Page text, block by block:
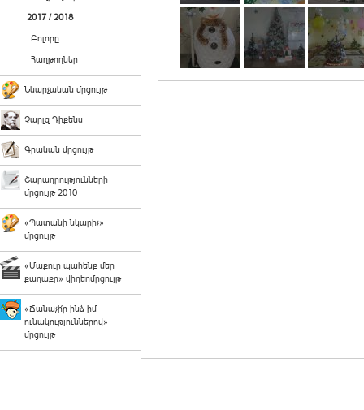
2017 / 2018
Բոլորը
Հաղթողներ
Նկարչական մրցույթ
Չարլզ Դիքենս
Գրական մրցույթ
Շարադրությունների
մրցույթ 2010
«Պատանի նկարիչ»
մրցույթ
«Մաքուր պահենք մեր
քաղաքը» վիդեոմրցույթ
«Ճանաչի՛ր ինձ իմ
ունակություններով»
մրցույթ